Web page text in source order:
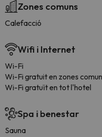
Zones comuns
Calefacció
Wifi i Internet
Wi-Fi
Wi-Fi gratuit en zones
Wi-Fi gratuït en tot l'hotel
Spa i benestar
Sauna